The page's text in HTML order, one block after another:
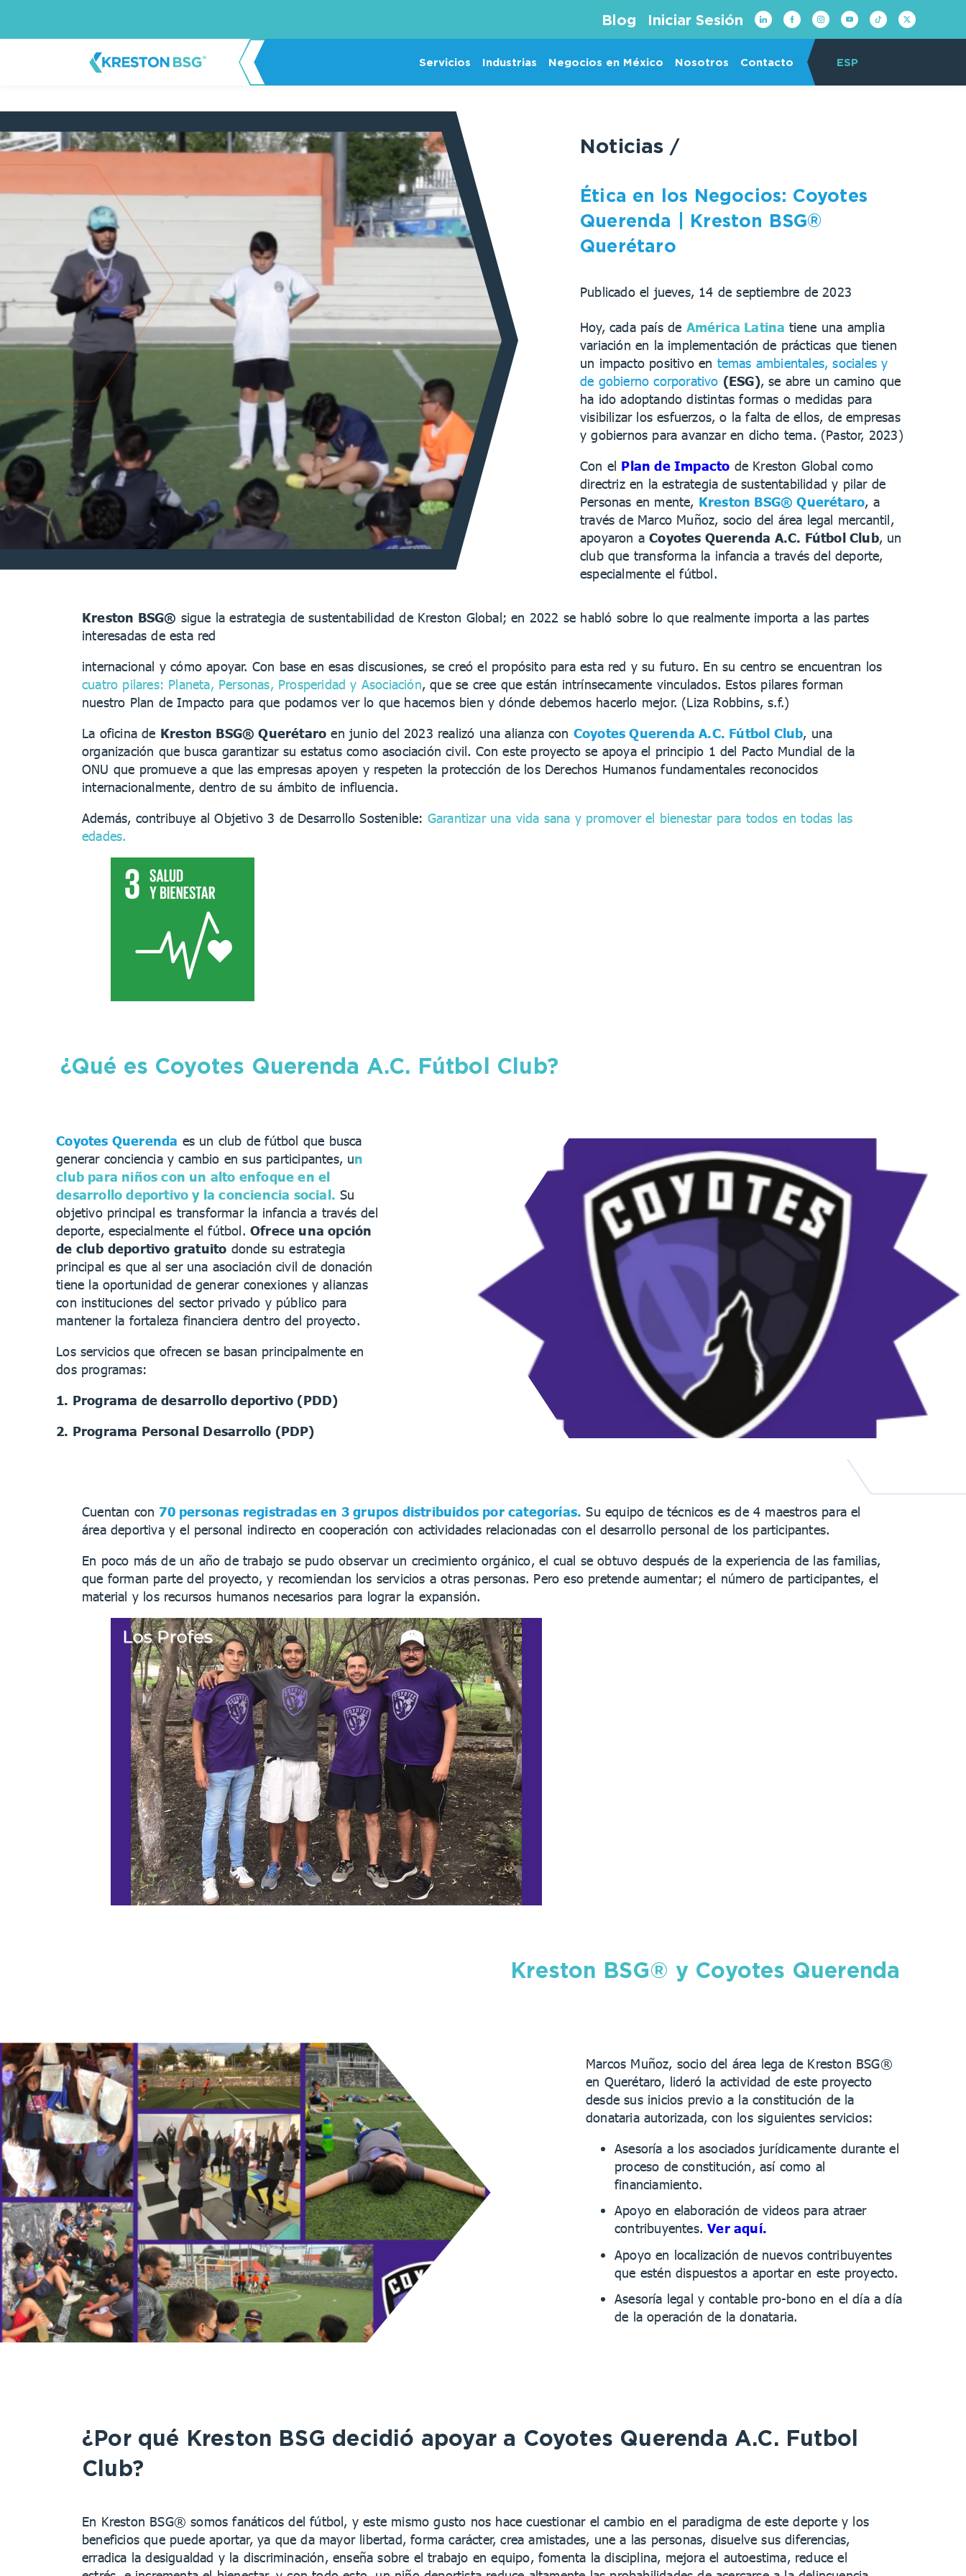
Blog Iniciar Sesión
Servicios Industrias Negocios en México Nosotros Contacto ESP
Noticias /
Ética en los Negocios: Coyotes
Querenda | Kreston BSG®
Querétaro
Publicado el jueves, 14 de septiembre de 2023
Hoy, cada país de América Latina tiene una amplia
variación en la implementación de prácticas que tienen
un impacto positivo en temas ambientales, sociales y
de gobierno corporativo (ESG), se abre un camino que
ha ido adoptando distintas formas o medidas para
visibilizar los esfuerzos, o la falta de ellos, de empresas
y gobiernos para avanzar en dicho tema. (Pastor, 2023)
Con el Plan de Impacto de Kreston Global como
directriz en la estrategia de sustentabilidad y pilar de
Personas en mente, Kreston BSG® Querétaro, a
través de Marco Muñoz, socio del área legal mercantil,
apoyaron aCoyotes Querenda A.C. Fútbol Club, un
club que transforma la infancia a través del deporte,
especialmente el fútbol.
Kreston BSG® sigue la estrategia de sustentabilidad de Kreston Global; en 2022 se habló sobre lo que realmente importa a las partes
interesadas de esta red
internacional y cómo apoyar. Con base en esas discusiones, se creó el propósito para esta red y su futuro. En su centro se encuentran los
cuatro pilares: Planeta, Personas, Prosperidad y Asociación, que se cree que están intrínsecamente vinculados. Estos pilares forman
nuestro Plan de Impacto para que podamos ver lo que hacemos bien y dónde debemos hacerlo mejor. (Liza Robbins, s.f.)
La oficina de Kreston BSG® Querétaro en junio del 2023 realizó una alianza con Coyotes Querenda A.C. Fútbol Club, una
organización que busca garantizar su estatus como asociación civil. Con este proyecto se apoya el principio 1 del Pacto Mundial de la
ONU que promueve a que las empresas apoyen y respeten la protección de los Derechos Humanos fundamentales reconocidos
internacionalmente, dentro de su ámbito de influencia.
Además, contribuye al Objetivo 3 de Desarrollo Sostenible: Garantizar una vida sana y promover el bienestar para todos en todas las
edades.
¿Qué es Coyotes Querenda A.C. Fútbol Club?
Coyotes Querenda es un club de fútbol que busca
generar conciencia y cambio en sus participantes, un
club para niños con un alto enfoque en el
desarrollo deportivo y la conciencia social. Su
objetivo principal es transformar la infancia a través del
deporte, especialmente el fútbol. Ofrece una opción
de club deportivo gratuito donde su estrategia
principal es que al ser una asociación civil de donación
tiene la oportunidad de generar conexiones y alianzas
con instituciones del sector privado y público para
mantener la fortaleza financiera dentro del proyecto.
Los servicios que ofrecen se basan principalmente en
dos programas:
1. Programa de desarrollo deportivo (PDD)
2. Programa Personal Desarrollo (PDP)
Cuentan con 70 personas registradas en 3 grupos distribuidos por categorías. Su equipo de técnicos es de 4 maestros para el
área deportiva y el personal indirecto en cooperación con actividades relacionadas con el desarrollo personal de los participantes.
En poco más de un año de trabajo se pudo observar un crecimiento orgánico, el cual se obtuvo después de la experiencia de las familias,
que forman parte del proyecto, y recomiendan los servicios a otras personas. Pero eso pretende aumentar; el número de participantes, el
material y los recursos humanos necesarios para lograr la expansión.
Kreston BSG® y Coyotes Querenda
Marcos Muñoz, socio del área lega de Kreston BSG®
en Querétaro, lideró la actividad de este proyecto
desde sus inicios previo a la constitución de la
donataria autorizada, con los siguientes servicios:
Asesoría a los asociados jurídicamente durante el
proceso de constitución, así como al
financiamiento.
Apoyo en elaboración de videos para atraer
contribuyentes.Ver aquí.
Apoyo en localización de nuevos contribuyentes
que estén dispuestos a aportar en este proyecto.
Asesoría legal y contable pro-bono en el día a día
de la operación de la donataria.
¿Por qué Kreston BSG decidió apoyar a Coyotes Querenda A.C. Futbol
Club?
En Kreston BSG® somos fanáticos del fútbol, y este mismo gusto nos hace cuestionar el cambio en el paradigma de este deporte y los
beneficios que puede aportar, ya que da mayor libertad, forma carácter, crea amistades, une a las personas, disuelve sus diferencias,
erradica la desigualdad y la discriminación, enseña sobre el trabajo en equipo, fomenta la disciplina, mejora el autoestima, reduce el